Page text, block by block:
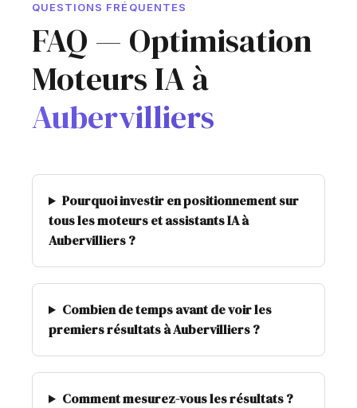
QUESTIONS FRÉQUENTES
FAQ — Optimisation
Moteurs IA à
Aubervilliers
Pourquoi investir en positionnement sur
tous les moteurs et assistants IA à
Aubervilliers ?
Combien de temps avant de voir les
premiers résultats à Aubervilliers ?
Comment mesurez-vous les résultats ?